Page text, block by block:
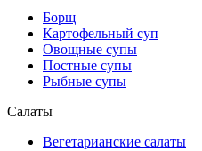
Борщ
Картофельный суп
Овощные супы
Постные супы
Рыбные супы
Салаты
Вегетарианские салаты